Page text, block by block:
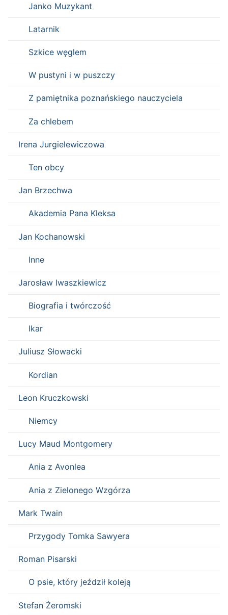
Janko Muzykant
Latarnik
Szkice węglem
W pustyni i w puszczy
Z pamiętnika poznańskiego nauczyciela
Za chlebem
Irena Jurgielewiczowa
Ten obcy
Jan Brzechwa
Akademia Pana Kleksa
Jan Kochanowski
Inne
Jarosław Iwaszkiewicz
Biografia i twórczość
Ikar
Juliusz Słowacki
Kordian
Leon Kruczkowski
Niemcy
Lucy Maud Montgomery
Ania z Avonlea
Ania z Zielonego Wzgórza
Mark Twain
Przygody Tomka Sawyera
Roman Pisarski
O psie, który jeździł koleją
Stefan Żeromski